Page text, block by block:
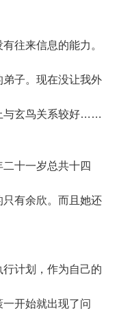
往来信息的能力。
子。现在没让我外
与玄鸟关系较好……
十一岁总共十四
有余欣。而且她还
计划，作为自己的
开始就出现了问